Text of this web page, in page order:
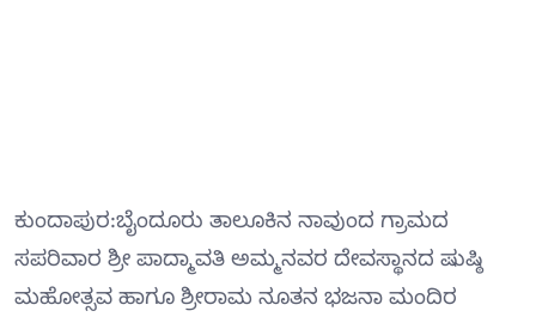
ಕುಂದಾಪುರ:ಬೈಂದೂರು ತಾಲೂಕಿನ ನಾವುಂದ ಗ್ರಾಮದ
ಸಪರಿವಾರ ಶ್ರೀ ಪಾದ್ಮಾವತಿ ಅಮ್ಮನವರ ದೇವಸ್ಥಾನದ ಷುಷ್ಠಿ
ಮಹೋತ್ಸವ ಹಾಗೂ ಶ್ರೀರಾಮ ನೂತನ ಭಜನಾ ಮಂದಿರ